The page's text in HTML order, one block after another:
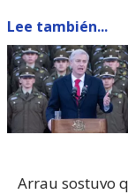
Lee también...
Arrau sostuvo